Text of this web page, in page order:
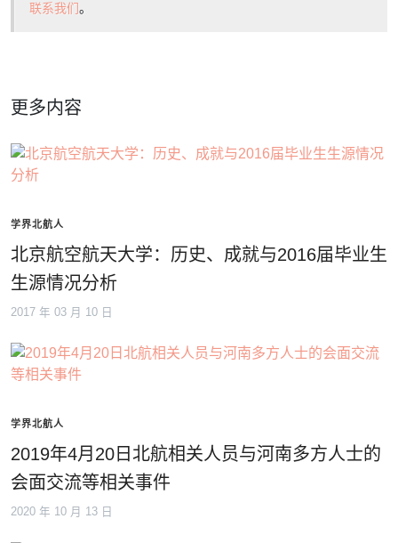
联系我们。
更多内容
学界北航人
北京航空航天大学：历史、成就与2016届毕业生
生源情况分析
2017 年 03 月 10 日
学界北航人
2019年4月20日北航相关人员与河南多方人士的
会面交流等相关事件
2020 年 10 月 13 日